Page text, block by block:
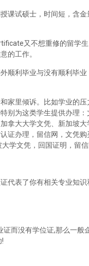
课试硕士，时间短，含
又不想重修的留学
的工作。
顺利毕业与没有顺利毕
家里倾诉。比如学业的
别为这类学生提供办理
拿大大学文凭、新加坡
证办理，留信网，文凭
学文凭，回国证明，留
代表了你有相关专业知
而没有学位证,那么一般